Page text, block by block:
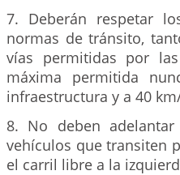
7. Deberán respetar
normas de tránsito,
vías permitidas por
máxima permitida
infraestructura y a 40
8. No deben
vehículos que transiten
el carril libre a la